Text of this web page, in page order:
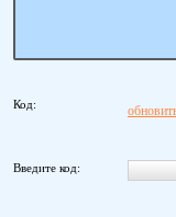
Код:
Введите код: